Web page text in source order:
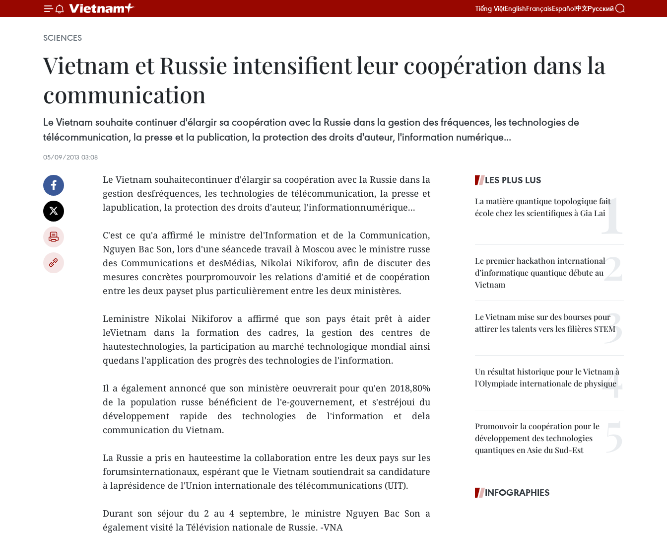
Tiếng ViệtEnglishFrançaisEspañol中文Русский
SCIENCES
Vietnam et Russie intensifient leur coopération dans la
communication
Le Vietnam souhaite continuer d'élargir sa coopération avec la Russie dans la gestion des fréquences, les technologies de
télécommunication, la presse et la publication, la protection des droits d'auteur, l'information numérique...
05/09/2013 03:08
Le Vietnam souhaitecontinuer d'élargir sa coopération avec la Russie dans la
gestion desfréquences, les technologies de télécommunication, la presse et
lapublication, la protection des droits d'auteur, l'informationnumérique...
C'est ce qu'a affirmé le ministre del'Information et de la Communication,
Nguyen Bac Son, lors d'une séancede travail à Moscou avec le ministre russe
des Communications et desMédias, Nikolai Nikiforov, afin de discuter des
mesures concrètes pourpromouvoir les relations d'amitié et de coopération
entre les deux payset plus particulièrement entre les deux ministères.
Leministre Nikolai Nikiforov a affirmé que son pays était prêt à aider
leVietnam dans la formation des cadres, la gestion des centres de
hautestechnologies, la participation au marché technologique mondial ainsi
quedans l'application des progrès des technologies de l'information.
Il a également annoncé que son ministère oeuvrerait pour qu'en 2018,80%
de la population russe bénéficient de l'e-gouvernement, et s'estréjoui du
développement rapide des technologies de l'information et dela
communication du Vietnam.
La Russie a pris en hauteestime la collaboration entre les deux pays sur les
forumsinternationaux, espérant que le Vietnam soutiendrait sa candidature
à laprésidence de l'Union internationale des télécommunications (UIT).
Durant son séjour du 2 au 4 septembre, le ministre Nguyen Bac Son a
également visité la Télévision nationale de Russie. -VNA
LES PLUS LUS
La matière quantique topologique fait
école chez les scientifiques à Gia Lai
Le premier hackathon international
d’informatique quantique débute au
Vietnam
Le Vietnam mise sur des bourses pour
attirer les talents vers les filières STEM
Un résultat historique pour le Vietnam à
l'Olympiade internationale de physique
Promouvoir la coopération pour le
développement des technologies
quantiques en Asie du Sud-Est
INFOGRAPHIES